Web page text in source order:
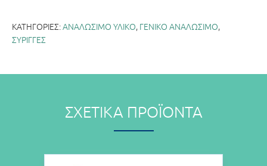
ΚΑΤΗΓΟΡΊΕΣ:ΑΝΑΛΩΣΙΜΟ ΥΛΙΚΟ, ΓΕΝΙΚΟ ΑΝΑΛΩΣΙΜΟ,
ΣΥΡΙΓΓΕΣ
ΣΧΕΤΙΚΆ ΠΡΟΪΌΝΤΑ